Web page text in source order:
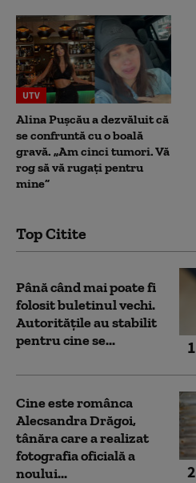
UTV
Alina Pușcău a dezvăluit că
se confruntă cu o boală
gravă. „Am cinci tumori. Vă
rog să vă rugați pentru
mine”
Top Citite
1
Până când mai poate fi
folosit buletinul vechi.
Autoritățile au stabilit
pentru cine se...
2
Cine este românca
Alecsandra Drăgoi,
tânăra care a realizat
fotografia oficială a
noului...